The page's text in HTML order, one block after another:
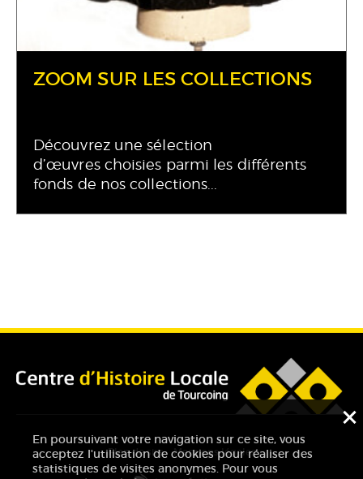
En poursuivant votre navigation sur ce site, vous
acceptez l'utilisation de cookies pour réaliser des
statistiques de visites anonymes. Pour vous
ZOOM SUR LES COLLECTIONS
Découvrez une sélection
d’œuvres choisies parmi les différents
fonds de nos collections...
Plan de site Mentions légales